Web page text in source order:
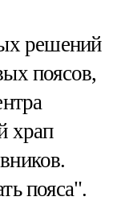
решений
поясов,
храп
пояса".